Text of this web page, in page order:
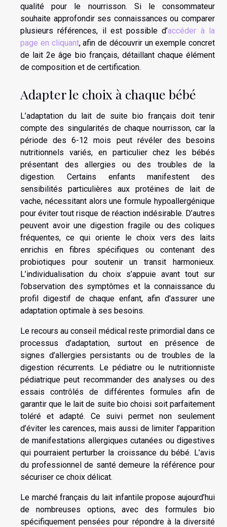
qualité pour le nourrisson. Si le consommateur
souhaite approfondir ses connaissances ou comparer
plusieurs références, il est possible d’accéder à la
page en cliquant, afin de découvrir un exemple concret
de lait 2e âge bio français, détaillant chaque élément
de composition et de certification.
Adapter le choix à chaque bébé
L’adaptation du lait de suite bio français doit tenir
compte des singularités de chaque nourrisson, car la
période des 6-12 mois peut révéler des besoins
nutritionnels variés, en particulier chez les bébés
présentant des allergies ou des troubles de la
digestion. Certains enfants manifestent des
sensibilités particulières aux protéines de lait de
vache, nécessitant alors une formule hypoallergénique
pour éviter tout risque de réaction indésirable. D’autres
peuvent avoir une digestion fragile ou des coliques
fréquentes, ce qui oriente le choix vers des laits
enrichis en fibres spécifiques ou contenant des
probiotiques pour soutenir un transit harmonieux.
L’individualisation du choix s’appuie avant tout sur
l’observation des symptômes et la connaissance du
profil digestif de chaque enfant, afin d’assurer une
adaptation optimale à ses besoins.
Le recours au conseil médical reste primordial dans ce
processus d’adaptation, surtout en présence de
signes d’allergies persistants ou de troubles de la
digestion récurrents. Le pédiatre ou le nutritionniste
pédiatrique peut recommander des analyses ou des
essais contrôlés de différentes formules afin de
garantir que le lait de suite bio choisi soit parfaitement
toléré et adapté. Ce suivi permet non seulement
d’éviter les carences, mais aussi de limiter l’apparition
de manifestations allergiques cutanées ou digestives
qui pourraient perturber la croissance du bébé. L’avis
du professionnel de santé demeure la référence pour
sécuriser ce choix délicat.
Le marché français du lait infantile propose aujourd’hui
de nombreuses options, avec des formules bio
spécifiquement pensées pour répondre à la diversité